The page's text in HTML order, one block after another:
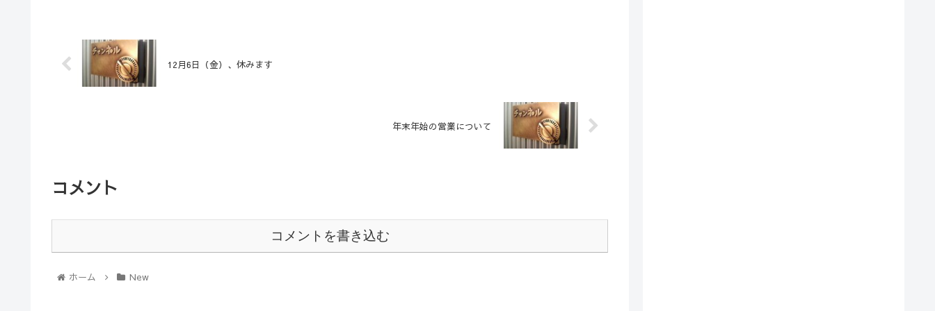
12月6日（金）、休みます
年末年始の営業について
コメント
コメントを書き込む
ホーム New